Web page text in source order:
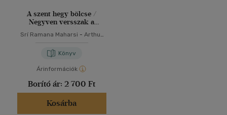
A szent hegy bölcse /
Negyven versszak a
Srí Ramana Maharsi - Arthur
Könyv
Árinformációk
Borító ár: 2 700 Ft
Kosárba